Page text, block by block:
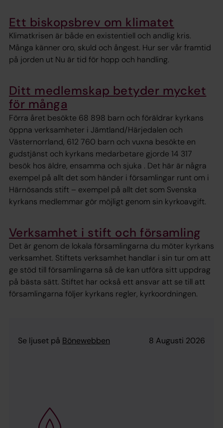
Ett biskopsbrev om klimatet
Klimatkrisen är både en existentiell och andlig kris.
Många känner oro, skuld och ångest. Hur ser vår framtid
på jorden ut Nu är tid för hopp och handling.
Ditt medlemskap betyder mycket
för många
Förra året besökte 68 898 barn och föräldrar kyrkans
öppna verksamheter i Jämtland/Härjedalen och
Västernorrland, 612 760 barn och vuxna besökte en
gudstjänst och kyrkans medarbetare gjorde 14 317
besök hos äldre, ensamma och sjuka . Det här är några
exempel på allt det som händer i församlingar runt om i
Härnösands stift – exempel på allt det som Svenska
kyrkans medlemmar gör möjligt genom sin kyrkoavgift.
Verksamhet i stift och församling
Det är genom de lokala församlingarna du möter kyrkans
verksamhet. Stiftets verksamhet handlar i sin tur om att
ge stöd till församlingarna så de kan utföra sitt uppdrag
på bästa sätt. Stiftet har också ett ansvar att se till att
församlingarna följer kyrkans regler, kyrkoordningen.
Se ljuset på Bönewebben 8 Augusti 2026